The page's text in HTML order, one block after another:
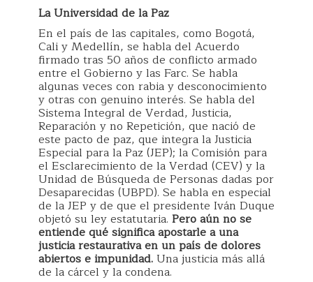
La Universidad de la Paz
En el país de las capitales, como Bogotá,
Cali y Medellín, se habla del Acuerdo
firmado tras 50 años de conflicto armado
entre el Gobierno y las Farc. Se habla
algunas veces con rabia y desconocimiento
y otras con genuino interés. Se habla del
Sistema Integral de Verdad, Justicia,
Reparación y no Repetición, que nació de
este pacto de paz, que integra la Justicia
Especial para la Paz (JEP); la Comisión para
el Esclarecimiento de la Verdad (CEV) y la
Unidad de Búsqueda de Personas dadas por
Desaparecidas (UBPD). Se habla en especial
de la JEP y de que el presidente Iván Duque
objetó su ley estatutaria. Pero aún no se
entiende qué significa apostarle a una
justicia restaurativa en un país de dolores
abiertos e impunidad.Una justicia más allá
de la cárcel y la condena.